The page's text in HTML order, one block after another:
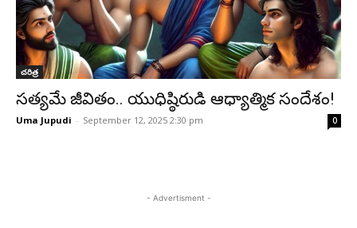
చరిత్ర
సత్యమే జీవితం.. యుధిష్ఠిరుడి ఆధ్యాత్మిక సందేశం!
Uma Jupudi - September 12, 2025 2:30 pm 0
- Advertisment -